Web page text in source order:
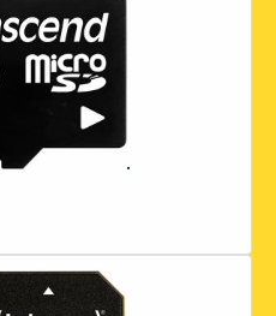
Transcend microSD 2GB + SD-Adapter